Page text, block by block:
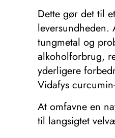
Dette gør det til
tungmetal og
alkoholforbrug,
yderligere
Vidafys
At omfavne en
til langsigtet